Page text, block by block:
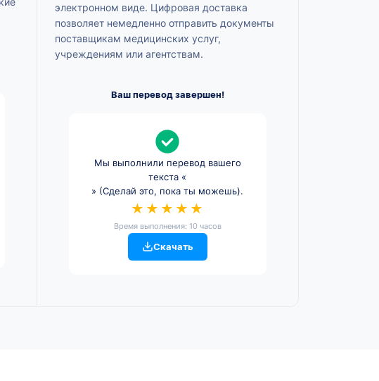
электронном виде. Цифровая доставка
позволяет немедленно отправить документы
поставщикам медицинских услуг,
учреждениям или агентствам.
Ваш перевод завершен!
Мы выполнили перевод вашего
текста «
» (Сделай это, пока ты можешь).
★★★★★
Время выполнения: 10 часов
Скачать